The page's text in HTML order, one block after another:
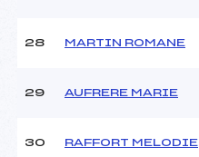
28 MARTIN ROMANE
29 AUFRERE MARIE
30 RAFFORT MELODIE